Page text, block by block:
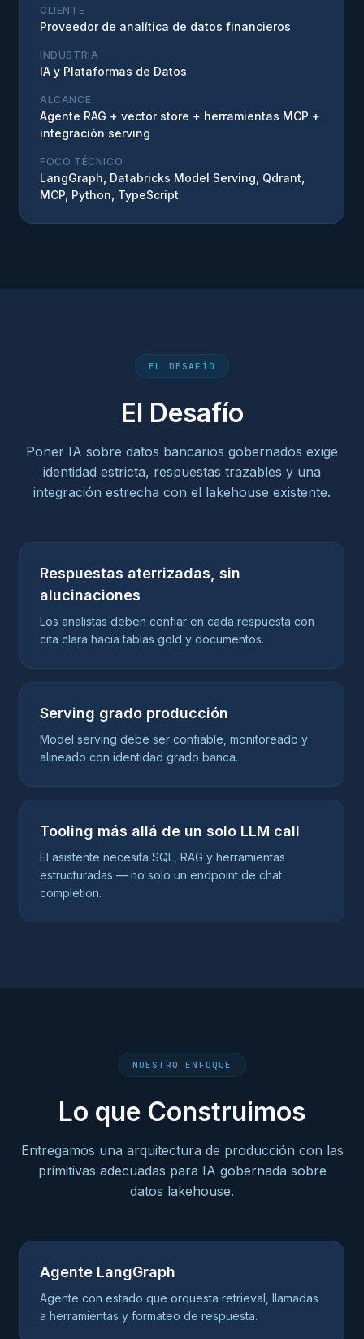
CLIENTE
Proveedor de analítica de datos financieros
INDUSTRIA
IA y Plataformas de Datos
ALCANCE
Agente RAG + vector store + herramientas MCP +
integración serving
FOCO TÉCNICO
LangGraph, Databricks Model Serving, Qdrant,
MCP, Python, TypeScript
EL DESAFÍO
El Desafío
Poner IA sobre datos bancarios gobernados exige
identidad estricta, respuestas trazables y una
integración estrecha con el lakehouse existente.
Respuestas aterrizadas, sin
alucinaciones
Los analistas deben confiar en cada respuesta con
cita clara hacia tablas gold y documentos.
Serving grado producción
Model serving debe ser confiable, monitoreado y
alineado con identidad grado banca.
Tooling más allá de un solo LLM call
El asistente necesita SQL, RAG y herramientas
estructuradas — no solo un endpoint de chat
completion.
NUESTRO ENFOQUE
Lo que Construimos
Entregamos una arquitectura de producción con las
primitivas adecuadas para IA gobernada sobre
datos lakehouse.
Agente LangGraph
Agente con estado que orquesta retrieval, llamadas
a herramientas y formateo de respuesta.